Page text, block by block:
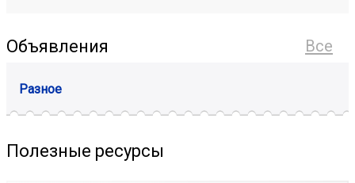
Все
Объявления
Разное
Полезные ресурсы